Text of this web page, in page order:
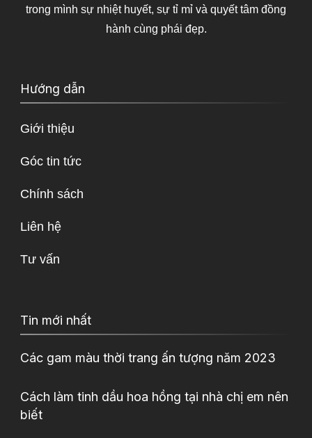
trong mình sự nhiệt huyết, sự tỉ mỉ và quyết tâm đồng
hành cùng phái đẹp.
Hướng dẫn
Giới thiệu
Góc tin tức
Chính sách
Liên hệ
Tư vấn
Tin mới nhất
Các gam màu thời trang ấn tượng năm 2023
Cách làm tinh dầu hoa hồng tại nhà chị em nên
biết